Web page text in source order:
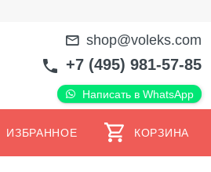
shop@voleks.com
+7 (495) 981-57-85
Написать в WhatsApp
ИЗБРАННОЕ КОРЗИНА